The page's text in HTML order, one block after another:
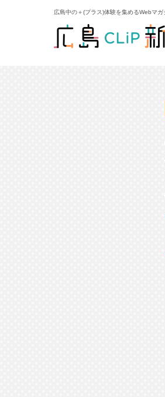
広島中の＋(プラス)体験を集めるWebマガ